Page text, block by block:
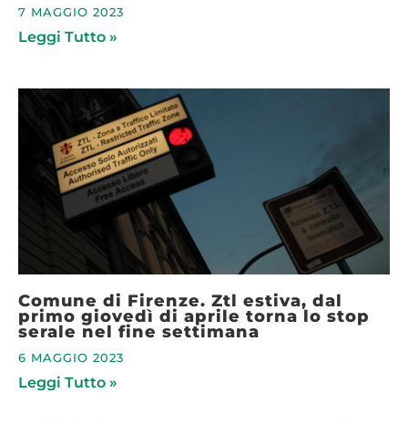
7 MAGGIO 2023
Leggi Tutto »
Comune di Firenze. Ztl estiva, dal
primo giovedì di aprile torna lo stop
serale nel fine settimana
6 MAGGIO 2023
Leggi Tutto »